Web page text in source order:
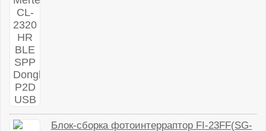
Блок-сборка фотоинтерраптор FI-23FF(SG-